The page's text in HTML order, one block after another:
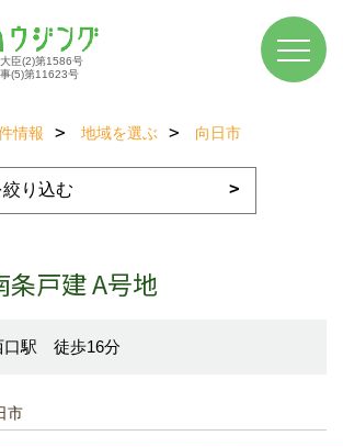
臣(2)第1586号
(5)第11623号
情報 地域を選ぶ 向日市
戸建 A号地
口駅 徒歩16分
市